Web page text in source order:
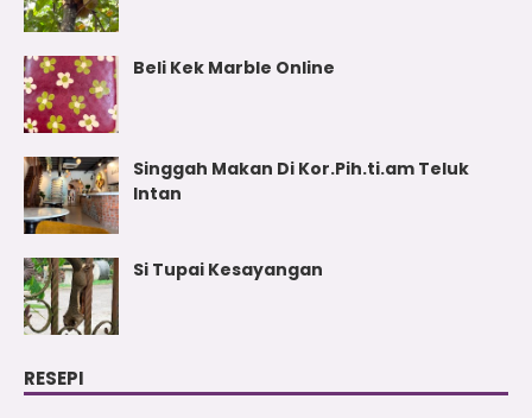
Beli Kek Marble Online
Singgah Makan Di Kor.Pih.ti.am Teluk
Intan
Si Tupai Kesayangan
RESEPI